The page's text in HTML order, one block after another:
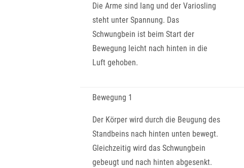
Die Arme sind lang und der Variosling
steht unter Spannung. Das
Schwungbein ist beim Start der
Bewegung leicht nach hinten in die
Luft gehoben.
Bewegung 1
Der Körper wird durch die Beugung des
Standbeins nach hinten unten bewegt.
Gleichzeitig wird das Schwungbein
gebeugt und nach hinten abgesenkt.